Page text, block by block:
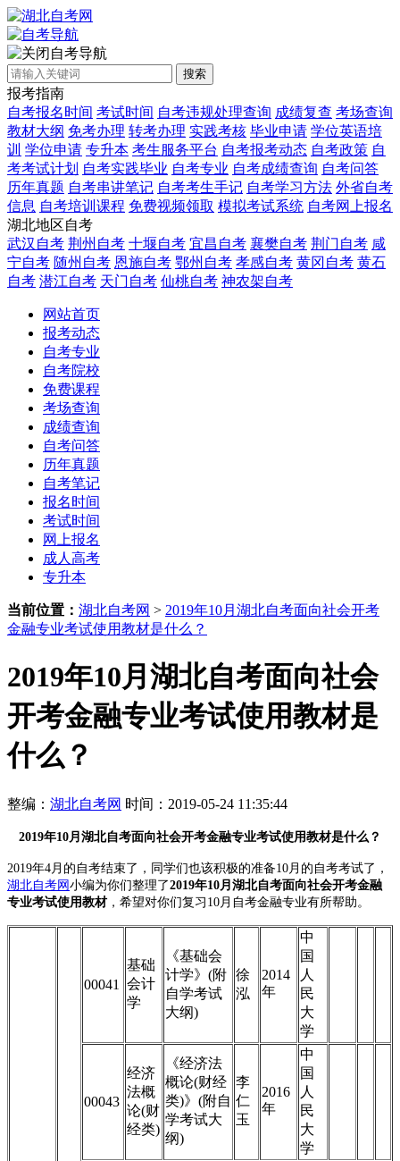
自考导航
搜索
报考指南
自考报名时间 考试时间 自考违规处理查询 成绩复查 考场查询
教材大纲 免考办理 转考办理 实践考核 毕业申请 学位英语培
训 学位申请 专升本 考生服务平台 自考报考动态 自考政策 自
考考试计划 自考实践毕业 自考专业 自考成绩查询 自考问答
历年真题 自考串讲笔记 自考考生手记 自考学习方法 外省自考
信息 自考培训课程 免费视频领取 模拟考试系统 自考网上报名
湖北地区自考
武汉自考 荆州自考 十堰自考 宜昌自考 襄樊自考 荆门自考 咸
宁自考 随州自考 恩施自考 鄂州自考 孝感自考 黄冈自考 黄石
自考 潜江自考 天门自考 仙桃自考 神农架自考
网站首页
报考动态
自考专业
自考院校
免费课程
考场查询
成绩查询
自考问答
历年真题
自考笔记
报名时间
考试时间
网上报名
成人高考
专升本
当前位置： 湖北自考网 > 2019年10月湖北自考面向社会开考
金融专业考试使用教材是什么？
2019年10月湖北自考面向社会
开考金融专业考试使用教材是
什么？
整编： 湖北自考网 时间：2019-05-24 11:35:44
2019年10月湖北自考面向社会开考金融专业考试使用教材是什么？
2019年4月的自考结束了，同学们也该积极的准备10月的自考考试了，
湖北自考网 小编为你们整理了2019年10月湖北自考面向社会开考金融
专业考试使用教材，希望对你们复习10月自考金融专业有所帮助。
00041
基础
会计
学
《基础会
计学》(附
自学考试
大纲)
徐
泓
2014
年
中
国
人
民
大
学
00043
经济
法概
论(财
经类)
《经济法
概论(财经
类)》(附自
学考试大
纲)
李
仁
玉
2016
年
中
国
人
民
大
学